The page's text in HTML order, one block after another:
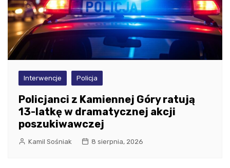
Interwencje Policja
Policjanci z Kamiennej Góry ratują
13-latkę w dramatycznej akcji
poszukiwawczej
Kamil Sośniak 8 sierpnia, 2026